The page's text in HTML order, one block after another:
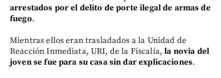
arrestados por el delito de porte ilegal de armas de
fuego.
Mientras ellos eran trasladados a la Unidad de
Reacción Inmediata, URI, de la Fiscalía,la novia del
joven se fue para su casa sin dar explicaciones.